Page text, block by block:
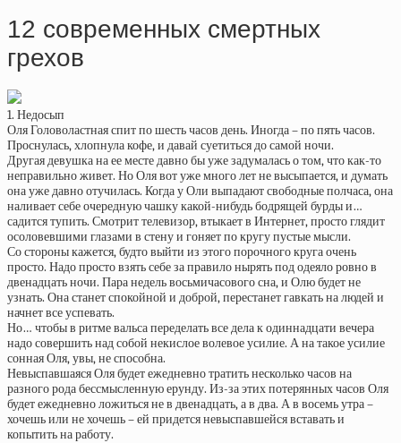
12 современных смертных
грехов
1. Недосып
Оля Головоластная спит по шесть часов день. Иногда – по пять часов.
Проснулась, хлопнула кофе, и давай суетиться до самой ночи.
Другая девушка на ее месте давно бы уже задумалась о том, что как-то
неправильно живет. Но Оля вот уже много лет не высыпается, и думать
она уже давно отучилась. Когда у Оли выпадают свободные полчаса, она
наливает себе очередную чашку какой-нибудь бодрящей бурды и…
садится тупить. Смотрит телевизор, втыкает в Интернет, просто глядит
осоловевшими глазами в стену и гоняет по кругу пустые мысли.
Со стороны кажется, будто выйти из этого порочного круга очень
просто. Надо просто взять себе за правило нырять под одеяло ровно в
двенадцать ночи. Пара недель восьмичасового сна, и Олю будет не
узнать. Она станет спокойной и доброй, перестанет гавкать на людей и
начнет все успевать.
Но… чтобы в ритме вальса переделать все дела к одиннадцати вечера
надо совершить над собой некислое волевое усилие. А на такое усилие
сонная Оля, увы, не способна.
Невыспавшаяся Оля будет ежедневно тратить несколько часов на
разного рода бессмысленную ерунду. Из-за этих потерянных часов Оля
будет ежедневно ложиться не в двенадцать, а в два. А в восемь утра –
хочешь или не хочешь – ей придется невыспавшейся вставать и
копытить на работу.